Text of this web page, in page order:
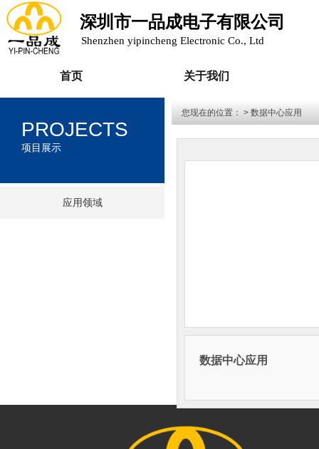
首页 关于我们
深圳市一品成电子有限公司
Shenzhen yipincheng Electronic Co., Ltd
您现在的位置： > 数据中心应用
PROJECTS
项目展示
应用领域
数据中心应用